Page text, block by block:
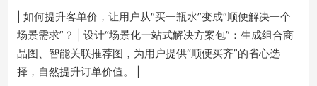
| 如何提升客单价，让用户从“买一瓶水”变成“顺便解决一个
场景需求”？ | 设计“场景化一站式解决方案包”：生成组合商
品图、智能关联推荐图，为用户提供“顺便买齐”的省心选
择，自然提升订单价值。 |